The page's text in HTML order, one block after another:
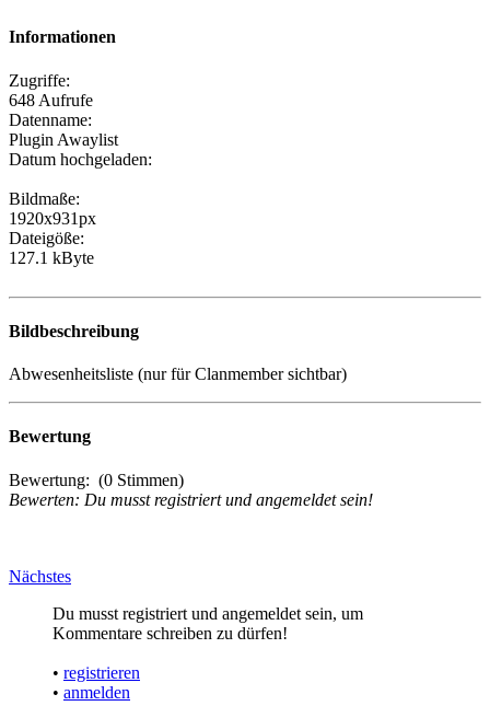
Informationen
Zugriffe:
648 Aufrufe
Datenname:
Plugin Awaylist
Datum hochgeladen:
Bildmaße:
1920x931px
Dateigöße:
127.1 kByte
Bildbeschreibung
Abwesenheitsliste (nur für Clanmember sichtbar)
Bewertung
Bewertung: (0 Stimmen)
Bewerten: Du musst registriert und angemeldet sein!
Nächstes
Du musst registriert und angemeldet sein, um
Kommentare schreiben zu dürfen!
• registrieren
• anmelden